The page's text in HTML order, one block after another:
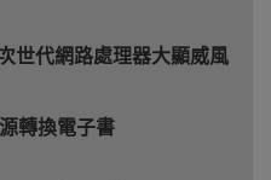
代網路處理器大顯威風
轉換電子書